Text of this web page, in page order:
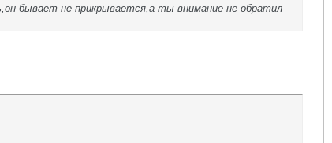
бывает не прикрывается,а ты внимание не обратил